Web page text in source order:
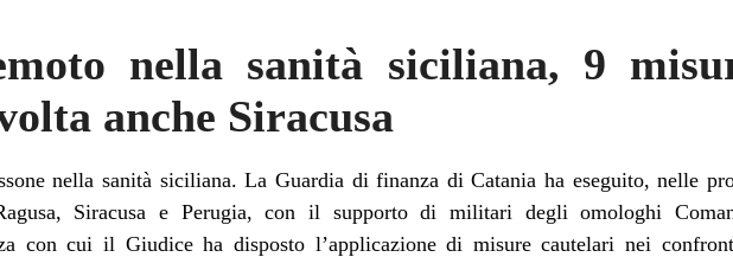
nella sanità siciliana, 9
anche Siracusa
nella sanità siciliana. La Guardia di finanza di Catania ha eseguito, nelle
Siracusa e Perugia, con il supporto di militari degli omologhi
con cui il Giudice ha disposto l’applicazione di misure cautelari nei